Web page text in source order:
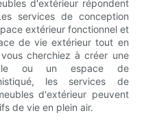
d'extérieur répondent
services de conception
extérieur fonctionnel et
de vie extérieur tout en
cherchiez à créer une
ou un espace de
les services de
d'extérieur peuvent
de vie en plein air.